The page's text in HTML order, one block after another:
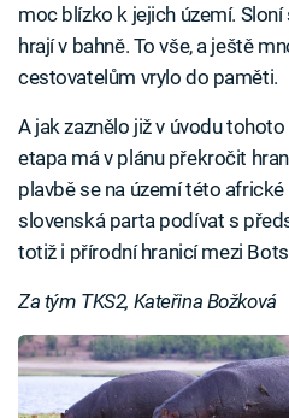
moc blízko k jejich území.
hrají v bahně. To vše, a ještě
cestovatelům vrylo do paměti.
A jak zaznělo již v úvodu
etapa má v plánu překročit
plavbě se na území této
slovenská parta podívat s
totiž i přírodní hranicí mezi
Za tým TKS2, Kateřina Božková